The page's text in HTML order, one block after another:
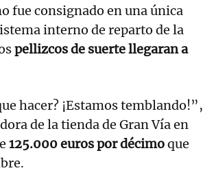
fue consignado en una única
interno de reparto de la
pellizcos de suerte llegaran a
hacer? ¡Estamos temblando!”,
de la tienda de Gran Vía en
125.000 euros por décimoque